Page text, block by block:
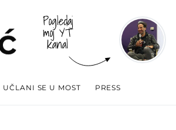
Pogledaj
moj YT
kanal
UČLANI SE U MOST PRESS